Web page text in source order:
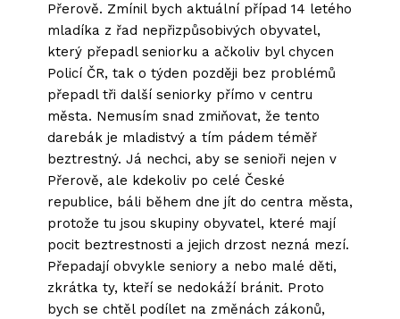
Přerově. Zmínil bych aktuální případ 14 letého
mladíka z řad nepřizpůsobivých obyvatel,
který přepadl seniorku a ačkoliv byl chycen
Policí ČR, tak o týden později bez problémů
přepadl tři další seniorky přímo v centru
města. Nemusím snad zmiňovat, že tento
darebák je mladistvý a tím pádem téměř
beztrestný. Já nechci, aby se senioři nejen v
Přerově, ale kdekoliv po celé České
republice, báli během dne jít do centra města,
protože tu jsou skupiny obyvatel, které mají
pocit beztrestnosti a jejich drzost nezná mezí.
Přepadají obvykle seniory a nebo malé děti,
zkrátka ty, kteří se nedokáží bránit. Proto
bych se chtěl podílet na změnách zákonů,